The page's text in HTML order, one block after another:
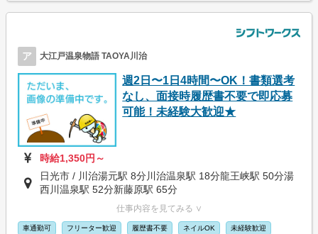
ア 大江戸温泉物語 TAOYA川治
週2日〜1日4時間〜OK！書類選考
なし、面接時履歴書不要で即応募
可能！未経験大歓迎★
時給1,350円～
日光市 / 川治湯元駅 8分川治温泉駅 18分龍王峡駅 50分湯
西川温泉駅 52分新藤原駅 65分
仕事内容を見てみる ∨
車通勤可 フリーター歓迎 履歴書不要 ネイルOK 未経験歓迎